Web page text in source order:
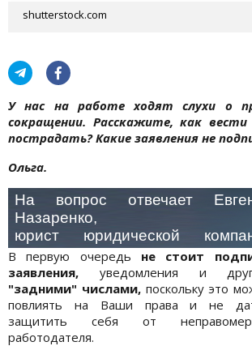
shutterstock.com
У нас на работе ходят слухи о
сокращении. Расскажите, как
пострадать? Какие заявления не
Ольга.
На вопрос отвечает
Назаренко,
юрист юридической
“Тарасов и партнеры”
Вы можете задать свой вопрос, отправив
адресbigmir-auto@kpmedia.ua
В первую очередь не стоит
заявления, уведомления и
"задними" числами,поскольку это
повлиять на Ваши права и не
защитить себя от
работодателя.